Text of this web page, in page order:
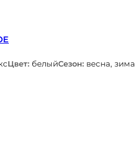
Цвет: белыйСезон: весна,